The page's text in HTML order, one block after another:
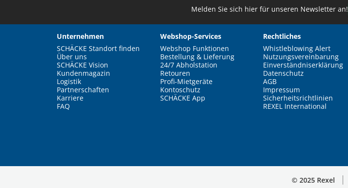
Melden Sie sich hier für unseren Newsletter an!
Unternehmen
SCHÄCKE Standort finden
Über uns
SCHÄCKE Vision
Kundenmagazin
Logistik
Partnerschaften
Karriere
FAQ
Webshop-Services
Webshop Funktionen
Bestellung & Lieferung
24/7 Abholstation
Retouren
Profi-Mietgeräte
Kontoschutz
SCHÄCKE App
Rechtliches
Whistleblowing Alert
Nutzungsvereinbarung
Einverständniserklärung
Datenschutz
AGB
Impressum
Sicherheitsrichtlinien
REXEL International
© 2025 Rexel